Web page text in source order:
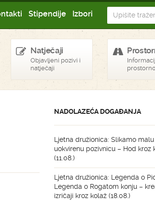
Stipendije Izbori
Natječaji
Objavljeni pozivi i
natječaji
NADOLAZEĆA DOGAĐANJA
Ljetna družionica: Slikamo malu
uokvirenu pozivnicu – Hod kroz
(11.08.)
Ljetna družionica: Legenda o
Legenda o Rogatom konju –
izričaji kroz kolaž (18.08.)